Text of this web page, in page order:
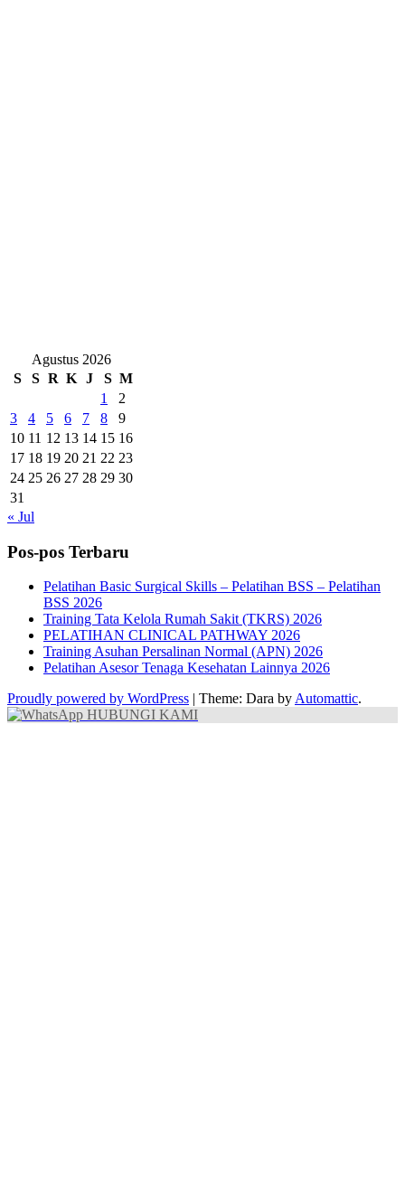
Agustus 2026
S
S R K J S M
1
2
3
4 5 6 7 8
9
10 11 12 13 14 15 16
17 18 19 20 21 22 23
24 25 26 27 28 29 30
31
« Jul
Pos-pos Terbaru
Pelatihan Basic Surgical Skills – Pelatihan BSS – Pelatihan
BSS 2026
Training Tata Kelola Rumah Sakit (TKRS) 2026
PELATIHAN CLINICAL PATHWAY 2026
Training Asuhan Persalinan Normal (APN) 2026
Pelatihan Asesor Tenaga Kesehatan Lainnya 2026
Proudly powered by WordPress
Theme: Dara byAutomattic.
HUBUNGI KAMI